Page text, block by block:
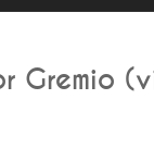
Gremio